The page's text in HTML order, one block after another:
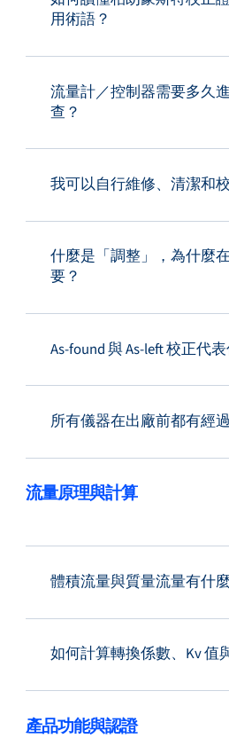
用術語？
流量計／控制器需要多久
查？
我可以自行維修、清潔和
什麼是「調整」，為什麼
要？
As-found 與 As-left 校正代
所有儀器在出廠前都有經
流量原理與計算
體積流量與質量流量有什
如何計算轉換係數、Kv 值
產品功能與認證